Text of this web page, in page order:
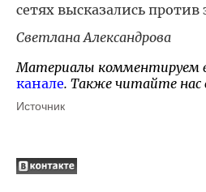
сетях высказались против
Светлана Александрова
Материалы комментируем
канале. Также читайте нас
Источник